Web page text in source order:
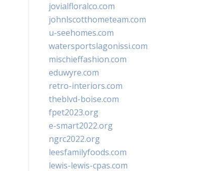
jovialfloralco.com
johnlscotthometeam.com
u-seehomes.com
watersportslagonissi.com
mischieffashion.com
eduwyre.com
retro-interiors.com
theblvd-boise.com
fpet2023.org
e-smart2022.org
ngrc2022.org
leesfamilyfoods.com
lewis-lewis-cpas.com